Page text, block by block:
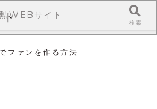
ト
ファンを作る方法
WEBサイト
検索